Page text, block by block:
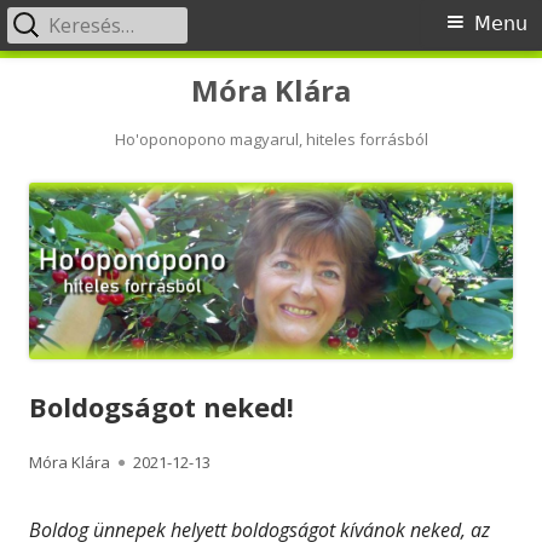
Móra Klára
Ho'oponopono magyarul, hiteles forrásból
Primary
Menu
Keresés:
Boldogságot neked!
Author
Móra Klára
Published
2021-12-13
Boldog ünnepek helyett boldogságot kívánok neked, az